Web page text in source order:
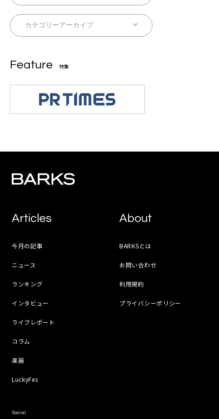
Feature 特集
Articles
今月の記事
ニュース
ランキング
インタビュー
ライブレポート
コラム
楽器
LuckyFes
About
BARKSとは
お問い合わせ
利用規約
プライバシーポリシー
Social